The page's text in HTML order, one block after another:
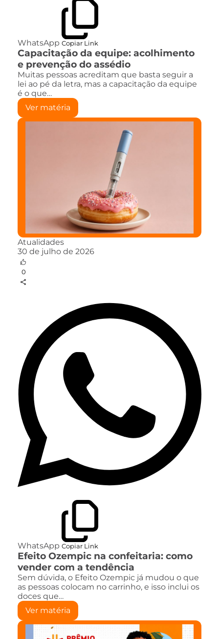
WhatsApp Copiar Link
Capacitação da equipe: acolhimento
e prevenção do assédio
Muitas pessoas acreditam que basta seguir a
lei ao pé da letra, mas a capacitação da equipe
é o que…
Ver matéria
Atualidades
30 de julho de 2026
0
WhatsApp Copiar Link
Efeito Ozempic na confeitaria: como
vender com a tendência
Sem dúvida, o Efeito Ozempic já mudou o que
as pessoas colocam no carrinho, e isso inclui os
doces que…
Ver matéria